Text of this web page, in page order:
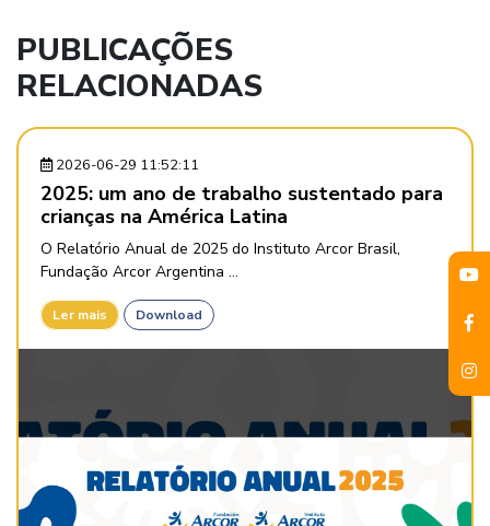
PUBLICAÇÕES
RELACIONADAS
2026-06-29 11:52:11
2025: um ano de trabalho sustentado para
crianças na América Latina
O Relatório Anual de 2025 do Instituto Arcor Brasil,
Fundação Arcor Argentina ...
Ler mais Download